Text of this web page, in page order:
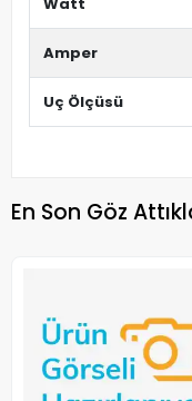
Amper
Uç Ölçüsü
En Son Göz